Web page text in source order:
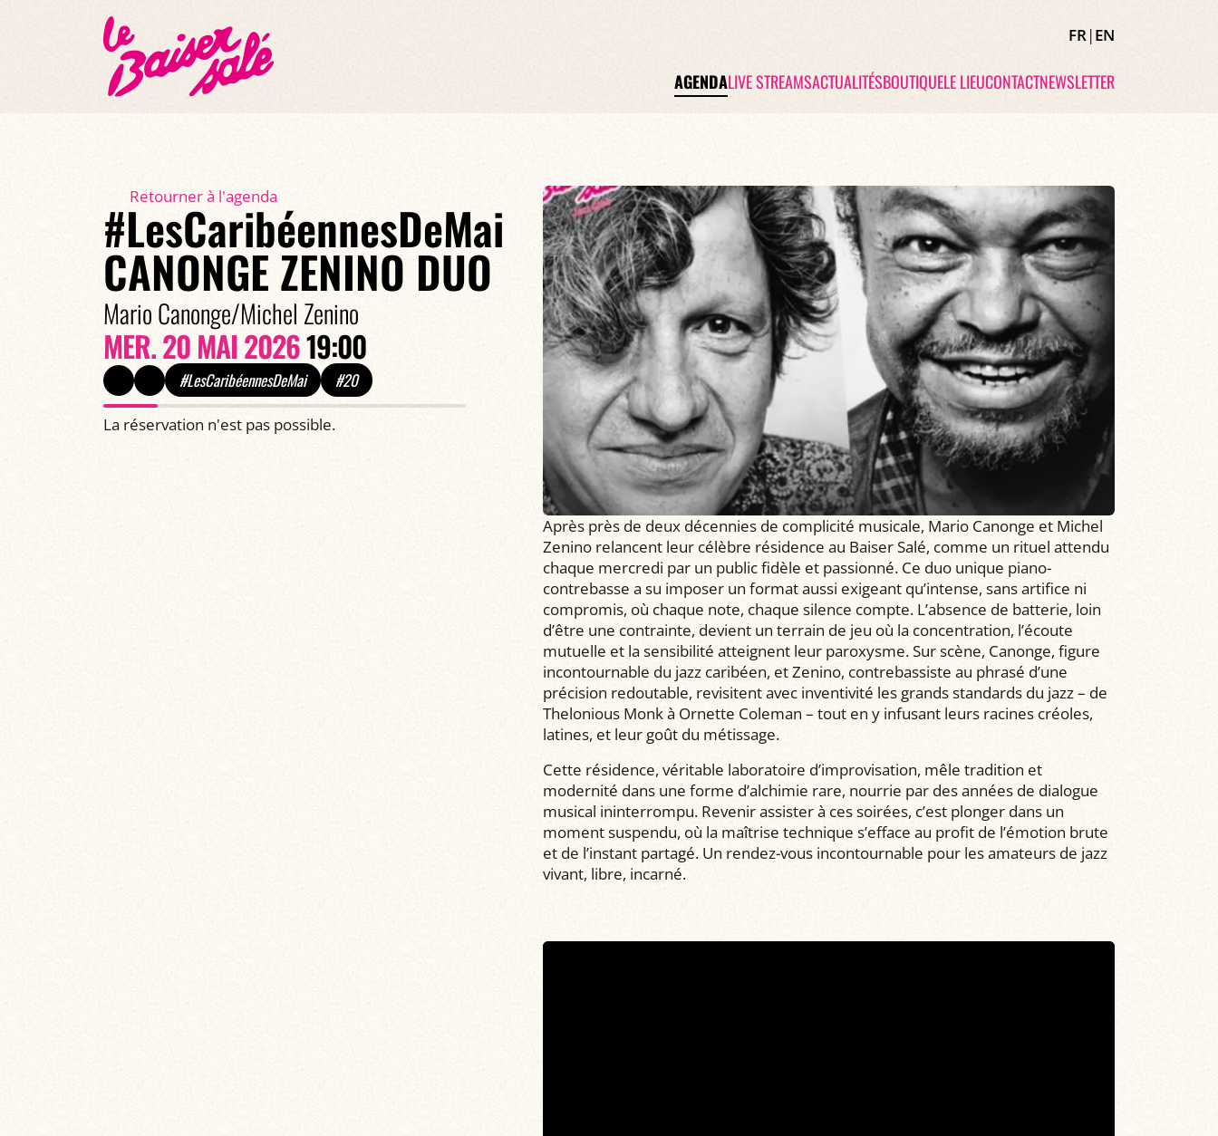
FR|EN
AGENDALIVE STREAMSACTUALITÉSBOUTIQUELE LIEUCONTACTNEWSLETTER
Retourner à l'agenda
#LesCaribéennesDeMai
CANONGE ZENINO DUO
Mario Canonge/Michel Zenino
MER. 20 MAI 202619:00
#LesCaribéennesDeMai #20
La réservation n'est pas possible.
Après près de deux décennies de complicité musicale, Mario Canonge et Michel
Zenino relancent leur célèbre résidence au Baiser Salé, comme un rituel attendu
chaque mercredi par un public fidèle et passionné. Ce duo unique piano-
contrebasse a su imposer un format aussi exigeant qu’intense, sans artifice ni
compromis, où chaque note, chaque silence compte. L’absence de batterie, loin
d’être une contrainte, devient un terrain de jeu où la concentration, l’écoute
mutuelle et la sensibilité atteignent leur paroxysme. Sur scène, Canonge, figure
incontournable du jazz caribéen, et Zenino, contrebassiste au phrasé d’une
précision redoutable, revisitent avec inventivité les grands standards du jazz – de
Thelonious Monk à Ornette Coleman – tout en y infusant leurs racines créoles,
latines, et leur goût du métissage.
Cette résidence, véritable laboratoire d’improvisation, mêle tradition et
modernité dans une forme d’alchimie rare, nourrie par des années de dialogue
musical ininterrompu. Revenir assister à ces soirées, c’est plonger dans un
moment suspendu, où la maîtrise technique s’efface au profit de l’émotion brute
et de l’instant partagé. Un rendez-vous incontournable pour les amateurs de jazz
vivant, libre, incarné.